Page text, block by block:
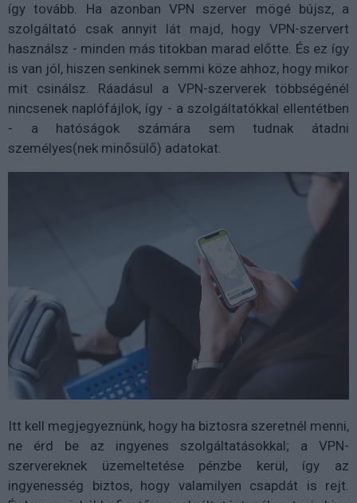
így tovább. Ha azonban VPN szerver mögé bújsz, a
szolgáltató csak annyit lát majd, hogy VPN-szervert
használsz - minden más titokban marad előtte. És ez így
is van jól, hiszen senkinek semmi köze ahhoz, hogy mikor
mit csinálsz. Ráadásul a VPN-szerverek többségénél
nincsenek naplófájlok, így - a szolgáltatókkal ellentétben
- a hatóságok számára sem tudnak átadni
személyes(nek minősülő) adatokat.
Itt kell megjegyeznünk, hogy ha biztosra szeretnél menni,
ne érd be az ingyenes szolgáltatásokkal; a VPN-
szervereknek üzemeltetése pénzbe kerül, így az
ingyenesség biztos, hogy valamilyen csapdát is rejt.